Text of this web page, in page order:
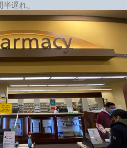
遅れ。